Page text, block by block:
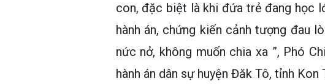
con, đặc biệt là khi đứa trẻ đang học
hành án, chứng kiến cảnh tượng đau
nức nở, không muốn chia xa ”, Phó
hành án dân sự huyện Đăk Tô, tỉnh Kon